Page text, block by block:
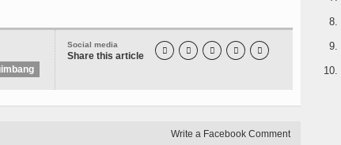
Social media
Share this article     
Write a Facebook Comment